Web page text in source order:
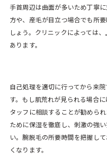
手首周辺は曲面が多いため丁寧
方や、産毛が目立つ場合でも所
しょう。クリニックによっては
あります。
自己処理を適切に行ってから来
す。もし肌荒れが見られる場合
タッフに相談することが勧めら
ために保湿を徹底し、刺激の強
い。腕脱毛の所要時間を把握し
くなります。